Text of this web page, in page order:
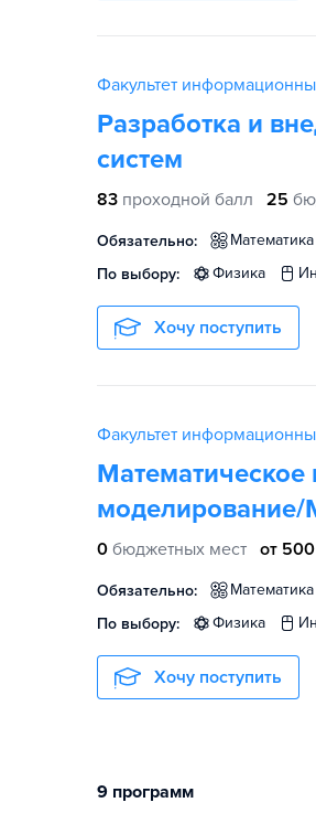
Факультет
Разработка и
систем
83 проходной балл 25
Обязательно: математика
По выбору:
физика
Хочу поступить
Факультет
моделирование/
0 бюджетных мест от
Обязательно: математика
По выбору:
физика
Хочу поступить
9 программ